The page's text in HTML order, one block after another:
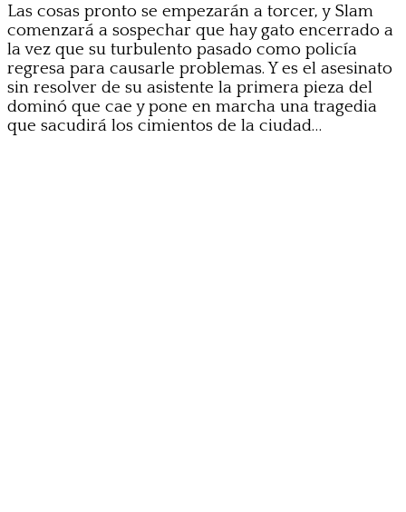
Las cosas pronto se empezarán a torcer, y Slam
comenzará a sospechar que hay gato encerrado a
la vez que su turbulento pasado como policía
regresa para causarle problemas. Y es el asesinato
sin resolver de su asistente la primera pieza del
dominó que cae y pone en marcha una tragedia
que sacudirá los cimientos de la ciudad…